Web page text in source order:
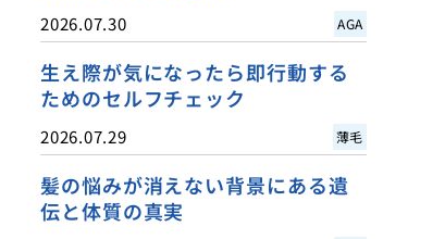
2026.07.30 AGA
生え際が気になったら即行動する
ためのセルフチェック
2026.07.29 薄毛
髪の悩みが消えない背景にある遺
伝と体質の真実